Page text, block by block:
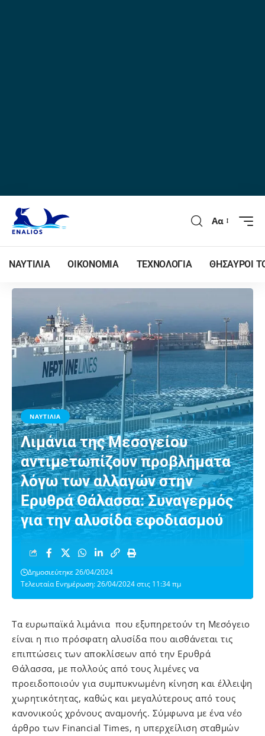
Αα
ΝΑΥΤΙΛΙΑ ΟΙΚΟΝΟΜΙΑ ΤΕΧΝΟΛΟΓΙΑ ΘΗΣΑΥΡΟΙ
ΝΑΥΤΙΛΙΑ
Λιμάνια της Μεσογείου
αντιμετωπίζουν προβλήματα
λόγω των αλλαγών στην
Ερυθρά Θάλασσα: Συναγερμός
για την αλυσίδα εφοδιασμού
Τελευταία Ενημέρωση: 26/04/2024 στις 11:34 πμ
Δημοσιεύτηκε 26/04/2024
Τα ευρωπαϊκά λιμάνια που εξυπηρετούν τη Μεσόγειο
είναι η πιο πρόσφατη αλυσίδα που αισθάνεται τις
επιπτώσεις των αποκλίσεων από την Ερυθρά
Θάλασσα, με πολλούς από τους λιμένες να
προειδοποιούν για συμπυκνωμένη κίνηση και έλλειψη
χωρητικότητας, καθώς και μεγαλύτερους από τους
κανονικούς χρόνους αναμονής. Σύμφωνα με ένα νέο
άρθρο των Financial Times, η υπερχείλιση σταθμών